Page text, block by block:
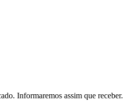
Informaremos assim que receber.